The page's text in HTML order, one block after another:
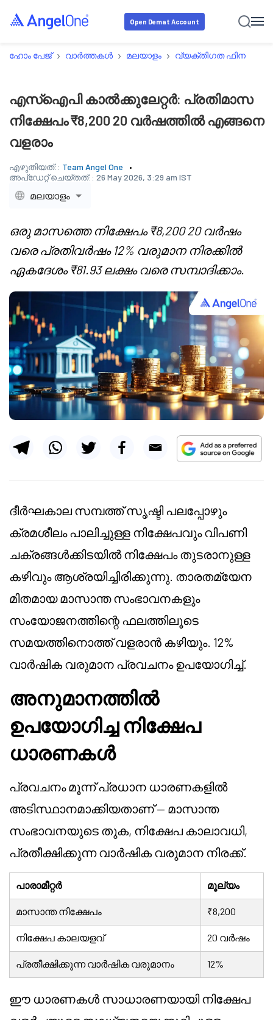
Open Demat Account
ഹോം പേജ് › വാർത്തകൾ › മലയാളം › വ്യക്തിഗത ഫിനാൻസ്
എസ്‌ഐപി കാൽക്കുലേറ്റർ: പ്രതിമാസ
നിക്ഷേപം ₹8,200 20 വർഷത്തിൽ എങ്ങനെ
വളരാം
എഴുതിയത്:: Team Angel One
അപ്‌ഡേറ്റ് ചെയ്തത്:: 26 May 2026, 3:29 am IST
മലയാളം
ഒരു മാസത്തെ നിക്ഷേപം ₹8,200 20 വർഷം
വരെ പ്രതിവർഷം 12% വരുമാന നിരക്കിൽ
ഏകദേശം ₹81.93 ലക്ഷം വരെ സമ്പാദിക്കാം.
ദീർഘകാല സമ്പത്ത് സൃഷ്ടി പലപ്പോഴും
ക്രമശീലം പാലിച്ചുള്ള നിക്ഷേപവും വിപണി
ചക്രങ്ങൾക്കിടയിൽ നിക്ഷേപം തുടരാനുള്ള
കഴിവും ആശ്രയിച്ചിരിക്കുന്നു. താരതമ്യേന
മിതമായ മാസാന്ത സംഭാവനകളും
സംയോജനത്തിന്റെ ഫലത്തിലൂടെ
സമയത്തിനൊത്ത് വളരാൻ കഴിയും. 12%
വാർഷിക വരുമാന പ്രവചനം ഉപയോഗിച്ച്.
അനുമാനത്തിൽ
ഉപയോഗിച്ച നിക്ഷേപ
ധാരണകൾ
പ്രവചനം മൂന്ന് പ്രധാന ധാരണകളിൽ
അടിസ്ഥാനമാക്കിയതാണ് — മാസാന്ത
സംഭാവനയുടെ തുക, നിക്ഷേപ കാലാവധി,
പ്രതീക്ഷിക്കുന്ന വാർഷിക വരുമാന നിരക്ക്.
പാരാമീറ്റർ മൂല്യം
മാസാന്ത നിക്ഷേപം ₹8,200
നിക്ഷേപ കാലയളവ് 20 വർഷം
പ്രതീക്ഷിക്കുന്ന വാർഷിക വരുമാനം 12%
ഈ ധാരണകൾ സാധാരണയായി നിക്ഷേപ